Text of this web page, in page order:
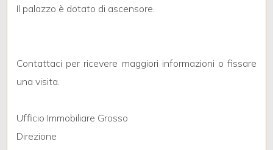
Il palazzo è dotato di ascensore.
Contattaci per ricevere maggiori informazioni o fissare
una visita.
Ufficio Immobiliare Grosso
Direzione
minimi
1
2